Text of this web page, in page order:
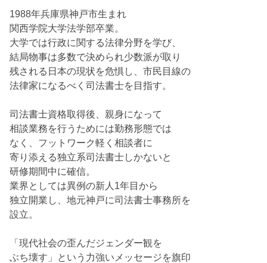
1988年兵庫県神戸市生まれ
関西学院大学法学部卒業。
大学では行政に関する法律分野を学び、
結局物事は多数で決められ少数派が取り
残される日本の現状を危惧し、市民目線の
法律家になるべく司法書士を目指す。
司法書士資格取得後、親身になって
相談業務を行うためには勤務形態では
なく、フットワーク軽く相談者に
寄り添える独立系司法書士しかないと
研修期間中に確信。
業界としては異例の新人1年目から
独立開業し、地元神戸に司法書士事務所を
設立。
「現代社会の歪んだジェンダー観を
ぶち壊す」という力強いメッセージを旗印